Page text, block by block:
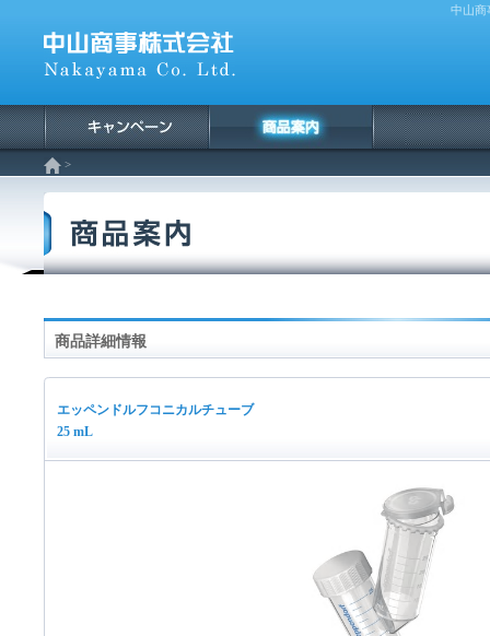
中山商
>
商品詳細情報
エッペンドルフコニカルチューブ
25 mL